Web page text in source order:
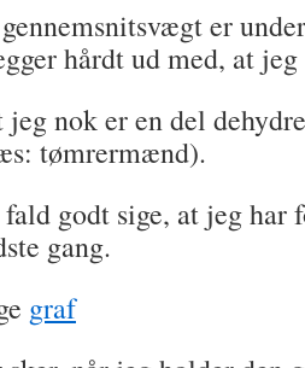
er
hårdt ud med, at
nok er en del
tømrermænd).
godt sige, at jeg har
gang.
graf